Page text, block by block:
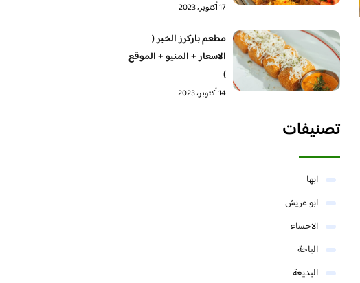
17 أكتوبر، 2023
مطعم باركرز الخبر (
الاسعار + المنيو + الموقع
)
14 أكتوبر، 2023
تصنيفات
ابها
ابو عريش
الاحساء
الباحة
البديعة